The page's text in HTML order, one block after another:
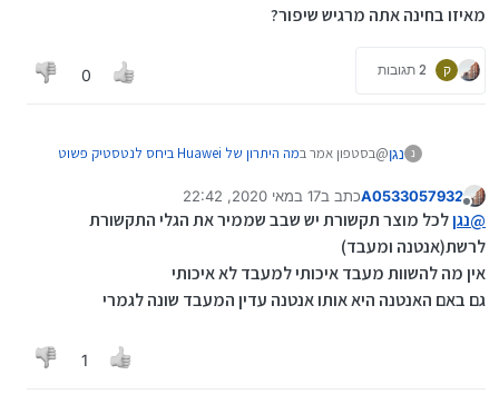
מאיזו בחינה אתה מרגיש שיפור?
ק 2 תגובות 0
נ נגן@בסטפון אמר ב
מה היתרון של Huawei ביחס לנטסטיק פשוט
אני שעברתי אתמול מLTE4G להוואיוי מרגיש כל רגע שלא
עברתי סתם בזבוז בדגם שלי HUAWEI עם בטריה
מאיזו בחינה אתה מרגיש שיפור?
מנותק
A0533057932כתב ב17 במאי 2020, 22:42
נערך לאחרונה על ידי
@נגןלכל מוצר תקשורת יש שבב שממיר את הגלי התקשורת
לרשת(אנטנה ומעבד)
אין מה להשוות מעבד איכותי למעבד לא איכותי
גם באם האנטנה היא אותו אנטנה עדין המעבד שונה לגמרי
1